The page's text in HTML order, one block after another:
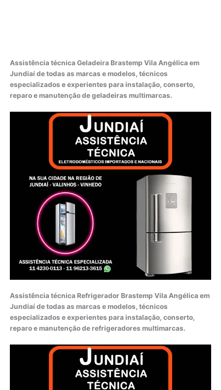
Assistência técnica Geladeira Brastemp Vila Angélica em
Jundiaí de todas as marcas e modelos, técnicos
especializados e experientes para instalação, conserto,
reparo e manutenção de geladeiras multimarcas.
Assistência técnica Refrigerador Brastemp Vila Angélica em
Jundiaí de todas as marcas e modelos, técnicos
especializados e experientes para instalação, conserto,
reparo e manutenção de refrigeradores multimarcas.